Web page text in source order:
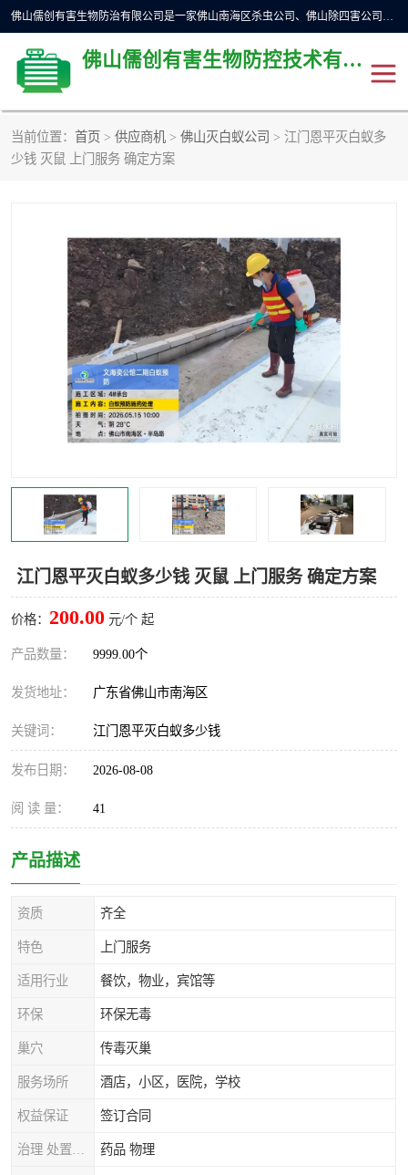
佛山儒创有害生物防治有限公司是一家佛山南海区杀虫公司、佛山除四害公司、佛山灭白蚁公司、佛山白蚁防治公司，让您远离虫害困扰。要问佛山白蚁防治哪家好？佛山儒创有害生物防治有限公司全佛山、广州，正规公司，上门勘查，可靠，售后有保障。
佛山儒创有害生物防控技术有限公司
当前位置： 首页 > 供应商机 > 佛山灭白蚁公司 > 江门恩平灭白蚁多
少钱 灭鼠 上门服务 确定方案
江门恩平灭白蚁多少钱 灭鼠 上门服务 确定方案
价格： 200.00 元/个 起
产品数量： 9999.00个
发货地址： 广东省佛山市南海区
关键词： 江门恩平灭白蚁多少钱
发布日期： 2026-08-08
阅 读 量： 41
产品描述
资质 齐全
特色 上门服务
适用行业 餐饮，物业，宾馆等
环保 环保无毒
巢穴 传毒灭巢
服务场所 酒店，小区，医院，学校
权益保证 签订合同
药品 物理
除四害公司
佛山灭白蚁公司 佛山杀虫公司
佛山除四害公司 灭鼠
灭蜱虫 消杀
灭苍蝇 灭跳蚤
灭蚊虫 灭蟑螂
害虫防治 灭杀害虫